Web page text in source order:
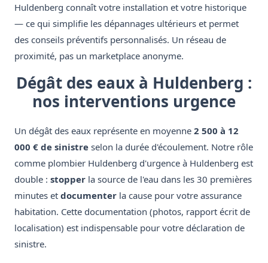
Huldenberg connaît votre installation et votre historique
— ce qui simplifie les dépannages ultérieurs et permet
des conseils préventifs personnalisés. Un réseau de
proximité, pas un marketplace anonyme.
Dégât des eaux à Huldenberg :
nos interventions urgence
Un dégât des eaux représente en moyenne 2 500 à 12
000 € de sinistre selon la durée d'écoulement. Notre rôle
comme plombier Huldenberg d'urgence à Huldenberg est
double : stopper la source de l'eau dans les 30 premières
minutes et documenter la cause pour votre assurance
habitation. Cette documentation (photos, rapport écrit de
localisation) est indispensable pour votre déclaration de
sinistre.